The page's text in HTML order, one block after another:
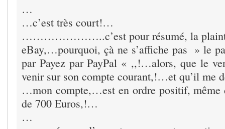
…
…c’est très court!…
…………………..c’est pour résumé, la
eBay,…pourquoi, çà ne s’affiche pas » le
par Payez par PayPal « ,,!…alors, que le
venir sur son compte courant,!…et qu’il me
…mon compte,…est en ordre positif, même
de 700 Euros,!…
…